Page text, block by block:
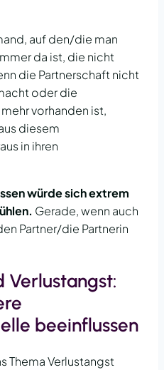
auf den/die man
da ist, die nicht
die Partnerschaft nicht
oder die
vorhanden ist,
diesem
in ihren
würde sich extrem
Gerade, wenn auch
Partner/die Partnerin
Verlustangst:
beeinflussen
Thema Verlustangst